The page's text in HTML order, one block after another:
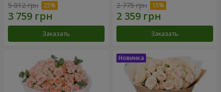
5 012 грн
Заказать
2 775 грн
Заказать